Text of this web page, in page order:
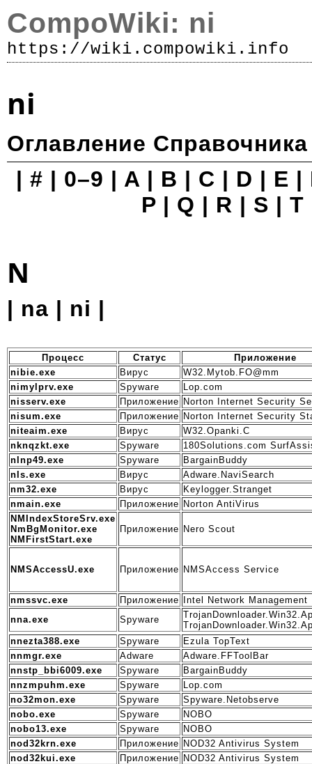
CompoWiki: ni
https://wiki.compowiki.info
ni
Оглавление Справочника
| # | 0–9 | A | B | C | D | E |
P | Q | R | S | T
N
| na | ni |
Процесс Статус
Приложение
nibie.exe
Вирус
W32.Mytob.FO@mm
nimylprv.exe
Spyware
Lop.com
nisserv.exe
Приложение Norton Internet Security
nisum.exe
Приложение Norton Internet Security
niteaim.exe
Вирус
W32.Opanki.C
nknqzkt.exe
Spyware
180Solutions.com
nlnp49.exe
Spyware
BargainBuddy
nls.exe
Вирус
Adware.NaviSearch
nm32.exe
Вирус
Keylogger.Stranget
nmain.exe
Приложение Norton AntiVirus
NMIndexStoreSrv.exe
NmBgMonitor.exe
NMFirstStart.exe
Приложение Nero Scout
NMSAccessU.exe Приложение NMSAccess Service
nmssvc.exe Приложение Intel Network Management
nna.exe
Spyware
nnezta388.exe
Spyware
Ezula TopText
nnmgr.exe
Adware
Adware.FFToolBar
nnstp_bbi6009.exe
Spyware
BargainBuddy
nnzmpuhm.exe
Spyware
Lop.com
no32mon.exe
Spyware
Spyware.Netobserve
nobo.exe
Spyware
NOBO
nobo13.exe
Spyware
NOBO
nod32krn.exe
Приложение NOD32 Antivirus System
nod32kui.exe
Приложение NOD32 Antivirus System